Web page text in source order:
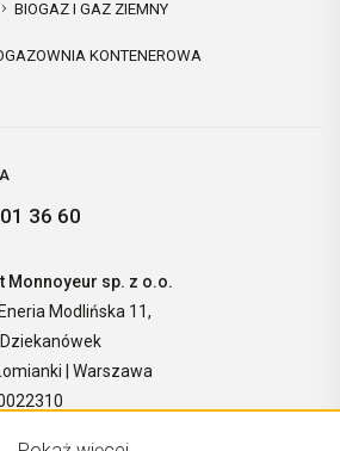
BIOGAZ I GAZ ZIEMNY
KONTENEROWA
36 60
Monnoyeur sp. z o.o.
Modlińska 11,
| Warszawa